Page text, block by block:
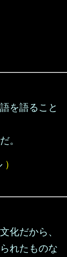
を語ること
。
）
化だから、
れたものな